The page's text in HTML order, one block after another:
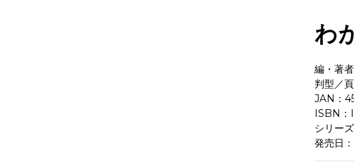
わ
編・著
判型／
JAN：
ISBN：
シリー
発売日